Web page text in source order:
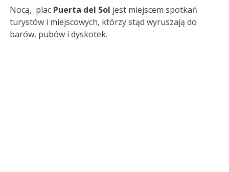
Nocą, plac Puerta del Sol jest miejscem spotkań
turystów i miejscowych, którzy stąd wyruszają do
barów, pubów i dyskotek.